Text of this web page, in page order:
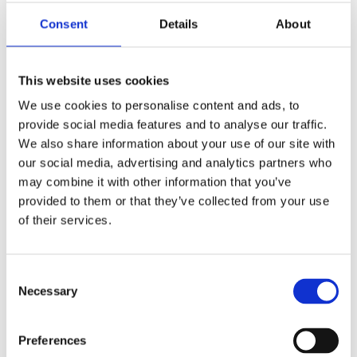
Consent Details About
This website uses cookies
We use cookies to personalise content and ads, to
provide social media features and to analyse our traffic.
We also share information about your use of our site with
our social media, advertising and analytics partners who
may combine it with other information that you’ve
provided to them or that they’ve collected from your use
of their services.
Selection
Necessary
Preferences
Агрегати рульового управління (89)